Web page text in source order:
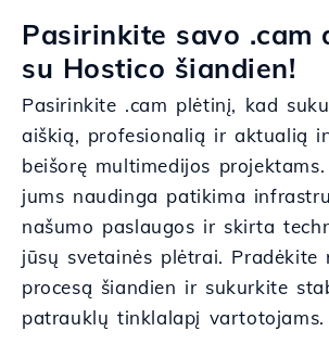
Pasirinkite savo .cam
su Hostico šiandien!
Pasirinkite .cam plėtinį, kad
aiškią, profesionalią ir aktualią
beišorę multimedijos
jums naudinga patikima
našumo paslaugos ir skirta
jūsų svetainės plėtrai. Pradėkite
procesą šiandien ir sukurkite
patrauklų tinklalapį vartotojams.